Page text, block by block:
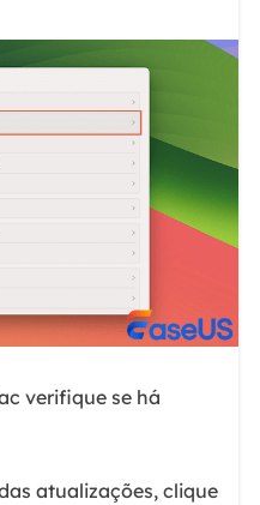
verifique se há
atualizações, clique